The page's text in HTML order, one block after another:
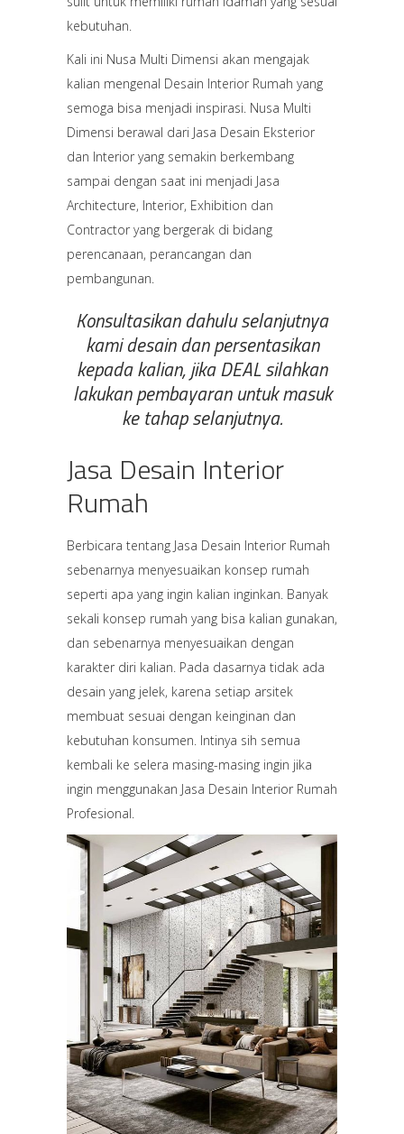
kebutuhan.
Kali ini Nusa Multi Dimensi akan mengajak
kalian mengenal Desain Interior Rumah yang
semoga bisa menjadi inspirasi. Nusa Multi
Dimensi berawal dari Jasa Desain Eksterior
dan Interior yang semakin berkembang
sampai dengan saat ini menjadi Jasa
Architecture, Interior, Exhibition dan
Contractor yang bergerak di bidang
perencanaan, perancangan dan
pembangunan.
Konsultasikan dahulu selanjutnya
kami desain dan persentasikan
kepada kalian, jika DEAL silahkan
lakukan pembayaran untuk masuk
ke tahap selanjutnya.
Jasa Desain Interior
Rumah
Berbicara tentang Jasa Desain Interior Rumah
sebenarnya menyesuaikan konsep rumah
seperti apa yang ingin kalian inginkan. Banyak
sekali konsep rumah yang bisa kalian gunakan,
dan sebenarnya menyesuaikan dengan
karakter diri kalian. Pada dasarnya tidak ada
desain yang jelek, karena setiap arsitek
membuat sesuai dengan keinginan dan
kebutuhan konsumen. Intinya sih semua
kembali ke selera masing-masing ingin jika
ingin menggunakan Jasa Desain Interior Rumah
Profesional.